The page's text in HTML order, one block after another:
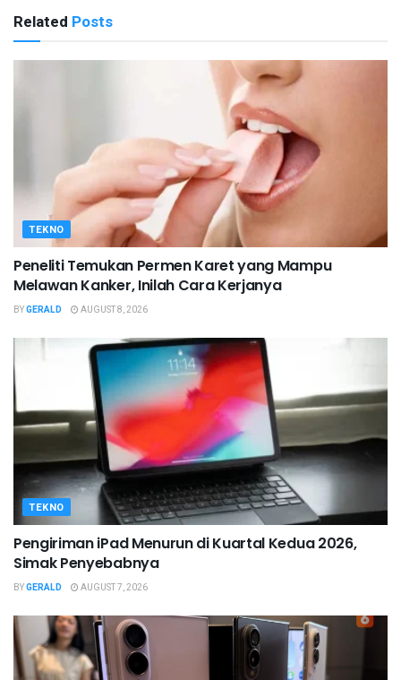
Related Posts
TEKNO
Peneliti Temukan Permen Karet yang Mampu
Melawan Kanker, Inilah Cara Kerjanya
BYGERALD AUGUST 8, 2026
TEKNO
Pengiriman iPad Menurun di Kuartal Kedua 2026,
Simak Penyebabnya
BYGERALD AUGUST 7, 2026